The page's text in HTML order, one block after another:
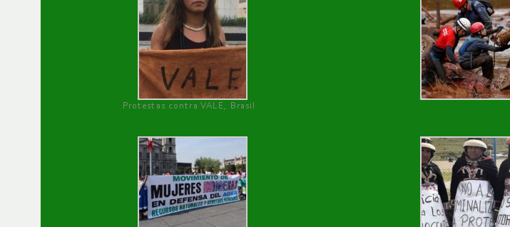
Protestas contra VALE, Brasil